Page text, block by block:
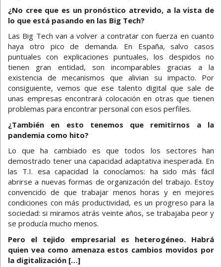
¿No cree que es un pronóstico atrevido, a la vista de
lo que está pasando en las Big Tech?
Las Big Tech van a volver a contratar con fuerza en cuanto
haya otro pico de demanda. En España, salvo casos
puntuales con explicaciones puntuales, los despidos no
tienen gran entidad, son incomparables gracias a la
existencia de mecanismos que alivian su impacto. Por
consiguiente, vemos que ese talento digital que sale de
unas empresas encontrará colocación en otras que tienen
problemas para encontrar personal con esos perfiles.
¿También en esto tenemos que remitirnos a la
pandemia como hito?
Lo que ha cambiado es que todos los sectores han
demostrado tener una capacidad adaptativa inesperada. En
las T.I. esa capacidad la conocíamos: ha sido más fácil
abrirse a nuevas formas de organización del trabajo. Estoy
convencido de que trabajar menos horas y en mejores
condiciones con más productividad, es un progreso para la
sociedad: si miramos atrás veinte años, se trabajaba peor y
se producía mucho menos.
Pero el tejido empresarial es heterogéneo. Habrá
quien vea como amenaza estos cambios movidos por
la digitalización […]